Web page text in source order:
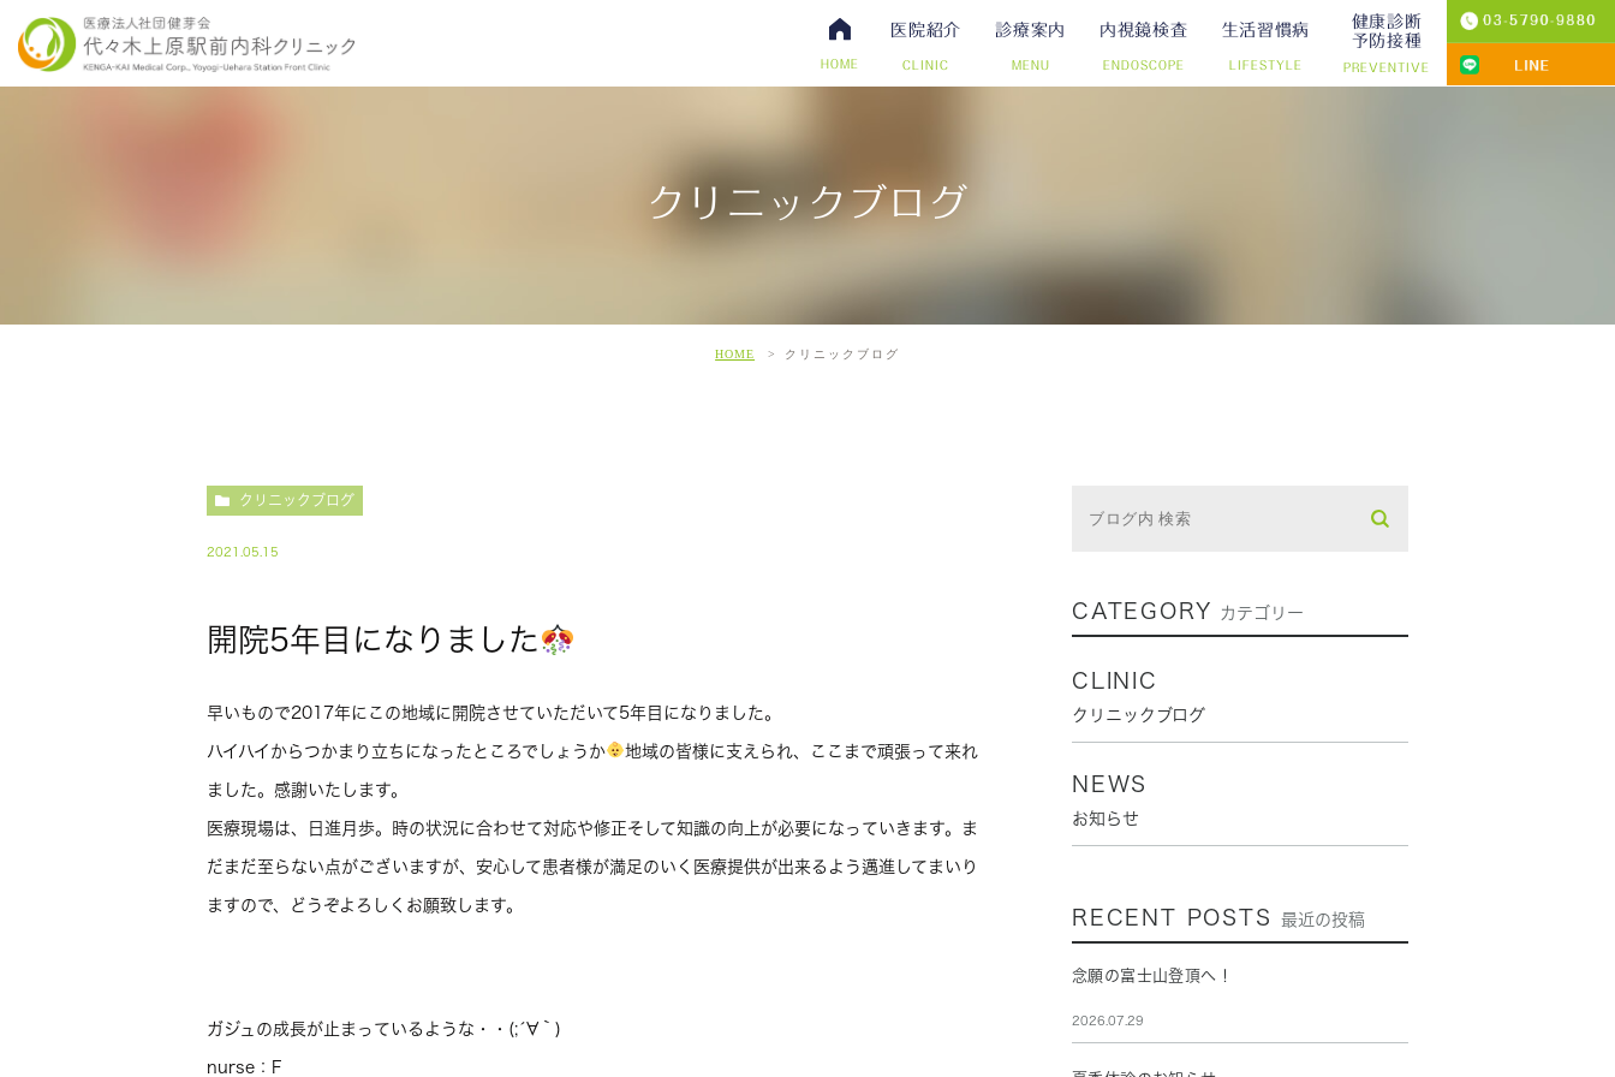
HOME
医院紹介
CLINIC
アクセス・診療時間 スタッフ募集
診療案内
MENU
内視鏡検査
ENDOSCOPE
大腸内視鏡検査について 日帰り手術（内視鏡的ポリープ切除）
生活習慣病
LIFESTYLE
健康診断
予防接種
PREVENTIVE
ワクチン・予防接種
クリニックブログ
HOME クリニックブログ
クリニックブログ
2021.05.15
開院5年目になりました
早いもので2017年にこの地域に開院させていただいて5年目になりました。
ハイハイからつかまり立ちになったところでしょうか 地域の皆様に支えられ、ここまで頑張って来れ
ました。感謝いたします。
医療現場は、日進月歩。時の状況に合わせて対応や修正そして知識の向上が必要になっていきます。ま
だまだ至らない点がございますが、安心して患者様が満足のいく医療提供が出来るよう邁進してまいり
ますので、どうぞよろしくお願致します。
ガジュの成長が止まっているような・・(;´∀｀)
nurse：F
CATEGORY カテゴリー
CLINIC
クリニックブログ
NEWS
お知らせ
RECENT POSTS 最近の投稿
念願の富士山登頂へ！
2026.07.29